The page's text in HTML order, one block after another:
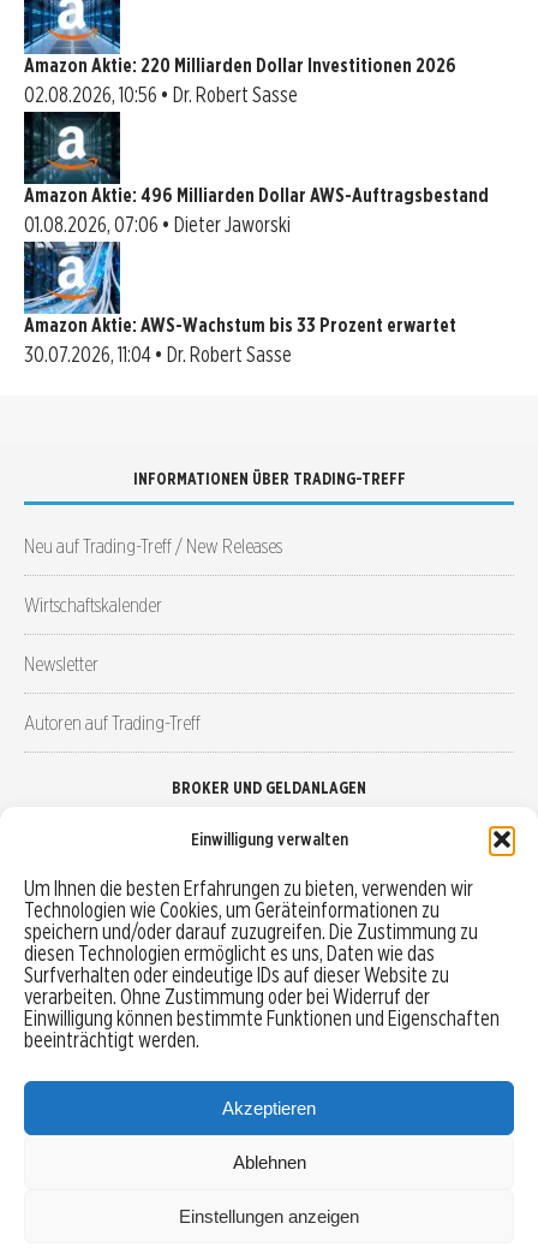
Einwilligung verwalten
Um Ihnen die besten Erfahrungen zu bieten, verwenden wir
Technologien wie Cookies, um Geräteinformationen zu
speichern und/oder darauf zuzugreifen. Die Zustimmung zu
diesen Technologien ermöglicht es uns, Daten wie das
Surfverhalten oder eindeutige IDs auf dieser Website zu
verarbeiten. Ohne Zustimmung oder bei Widerruf der
Einwilligung können bestimmte Funktionen und Eigenschaften
beeinträchtigt werden.
Akzeptieren
Ablehnen
Einstellungen anzeigen
Amazon Aktie: 220 Milliarden Dollar Investitionen 2026
02.08.2026, 10:56 • Dr. Robert Sasse
Amazon Aktie: 496 Milliarden Dollar AWS-Auftragsbestand
01.08.2026, 07:06 • Dieter Jaworski
Amazon Aktie: AWS-Wachstum bis 33 Prozent erwartet
30.07.2026, 11:04 • Dr. Robert Sasse
INFORMATIONEN ÜBER TRADING-TREFF
Neu auf Trading-Treff / New Releases
Wirtschaftskalender
Newsletter
Autoren auf Trading-Treff
BROKER UND GELDANLAGEN
Robo-Advisor vergleichen
Depotvergleich
Festgeld vergleichen
Tagesgeld vergleichen